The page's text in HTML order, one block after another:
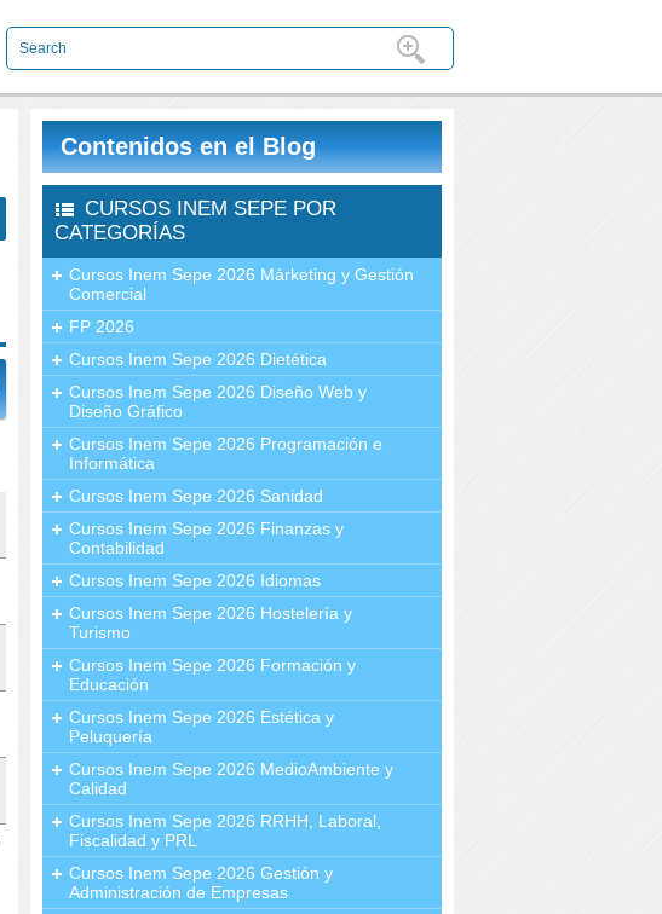
Contenidos en el Blog
CURSOS INEM SEPE POR
CATEGORÍAS
Cursos Inem Sepe 2026 Márketing y Gestión
Comercial
FP 2026
Cursos Inem Sepe 2026 Dietética
Cursos Inem Sepe 2026 Diseño Web y
Diseño Gráfico
Cursos Inem Sepe 2026 Programación e
Informática
Cursos Inem Sepe 2026 Sanidad
Cursos Inem Sepe 2026 Finanzas y
Contabilidad
Cursos Inem Sepe 2026 Idiomas
Cursos Inem Sepe 2026 Hostelería y
Turismo
Cursos Inem Sepe 2026 Formación y
Educación
Cursos Inem Sepe 2026 Estética y
Peluquería
Cursos Inem Sepe 2026 MedioAmbiente y
Calidad
Cursos Inem Sepe 2026 RRHH, Laboral,
Fiscalidad y PRL
Cursos Inem Sepe 2026 Gestión y
Administración de Empresas